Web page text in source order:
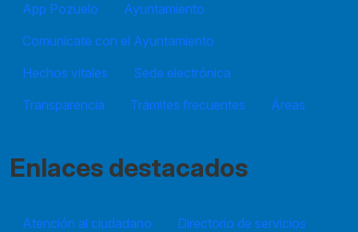
App Pozuelo
Ayuntamiento
Comunícate con el Ayuntamiento
Hechos vitales
Sede electrónica
Transparencia
Trámites frecuentes Áreas
Enlaces destacados
Atención al ciudadano
Directorio de servicios